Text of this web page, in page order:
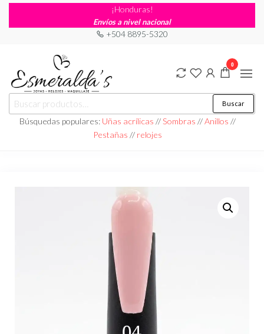
¡Honduras!
Envíos a nivel nacional
+504 8895-5320
Joyería
Esmeraldas
Joyería |
Maquillaje
|
Relojería
Buscar
Búsquedas populares: Uñas acrílicas //Sombras //Anillos //
Pestañas // relojes
0